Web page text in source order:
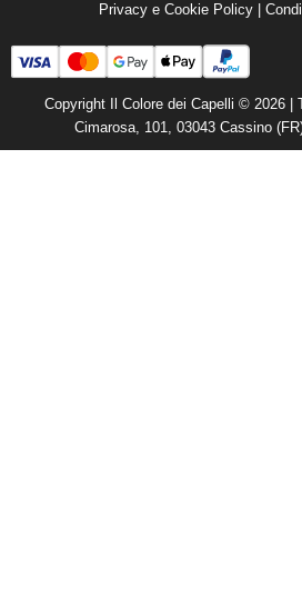
Privacy e Cookie Policy|
Copyright Il Colore dei Capelli © 2026 |
Cimarosa, 101, 03043 Cassino